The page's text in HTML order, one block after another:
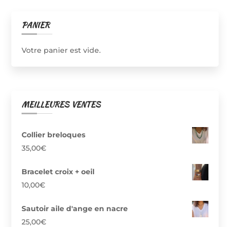
PANIER
Votre panier est vide.
MEILLEURES VENTES
Collier breloques
35,00€
Bracelet croix + oeil
10,00€
Sautoir aile d'ange en nacre
25,00€